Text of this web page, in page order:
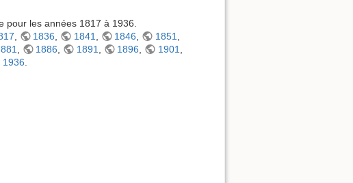
pour les années 1817 à 1936.
, 1836, 1841, 1846, 1851,
, 1886, 1891, 1896, 1901,
1936.